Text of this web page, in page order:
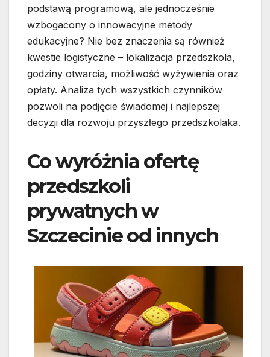
podstawą programową, ale jednocześnie
wzbogacony o innowacyjne metody
edukacyjne? Nie bez znaczenia są również
kwestie logistyczne – lokalizacja przedszkola,
godziny otwarcia, możliwość wyżywienia oraz
opłaty. Analiza tych wszystkich czynników
pozwoli na podjęcie świadomej i najlepszej
decyzji dla rozwoju przyszłego przedszkolaka.
Co wyróżnia ofertę
przedszkoli
prywatnych w
Szczecinie od innych